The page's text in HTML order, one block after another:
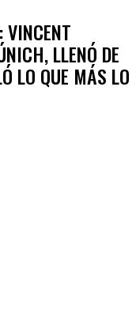
VINCENT
LLENÓ DE
LO QUE MÁS LO